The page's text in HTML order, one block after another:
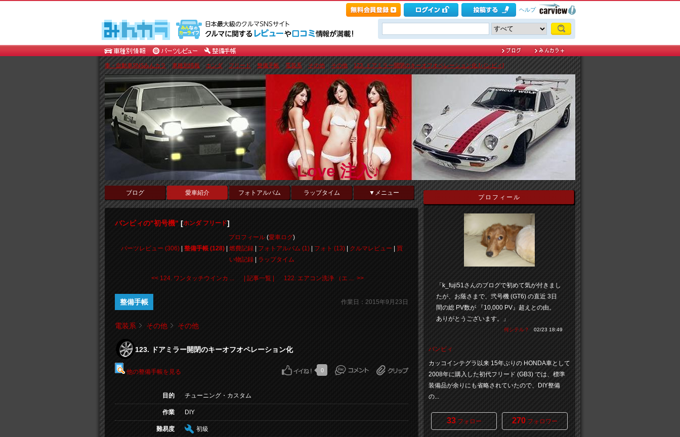
ヘルプ
車・自動車SNSみんカラ>車種別情報>ホンダ> フリード>整備手帳>電装系>その他>その他>123. ドアミラー開閉のキーオフオペレーション化 [バンビィ]
Love 注入♪
ブログ 愛車紹介 フォトアルバム ラップタイム ▼メニュー
バンビィの"初号機" [ホンダ フリード]
プロフィール(愛車ログ)
パーツレビュー (306)| 整備手帳 (128)| 燃費記録| フォトアルバム (1)| フォト (13)| クルマレビュー
買
い物記録| ラップタイム
<< 124. ワンタッチウインカ ... | 記事一覧 | 122. エアコン洗浄 （エ ... >>
整備手帳 作業日：2015年9月23日
電装系 その他 その他
123. ドアミラー開閉のキーオフオペレーション化
他の整備手帳を見る 0
目的 チューニング・カスタム
作業 DIY
難易度 初級
プロフィール
「k_fuji51さんのブログで初めて気が付きまし
たが、お蔭さまで、弐号機 (GT6) の直近 3日
間の総 PV数が 『10,000 PV』超えとの由。
ありがとうございます。」
何シテル？ 02/23 18:49
バンビィ
カッコインテグラ以来 15年ぶりの HONDA車として
2008年に購入した初代フリード (GB3) では、標準
装備品が余りにも省略されていたので、DIY整備
の...
33フォロー 270フォロワー